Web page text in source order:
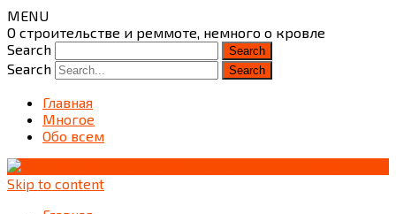
MENU
О строительстве и реммоте, немного о кровле
Search
Search
Главная
Многое
Обо всем
Skip to content